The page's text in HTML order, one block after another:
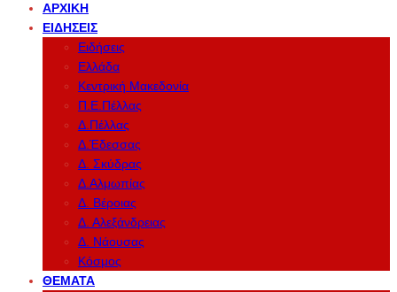
ΑΡΧΙΚΉ
ΕΙΔΉΣΕΙΣ
Ειδήσεις
Ελλάδα
Κεντρική Μακεδονία
Π.Ε.Πέλλας
Δ.Πέλλας
Δ.Έδεσσας
Δ. Σκύδρας
Δ.Αλμωπίας
Δ. Βέροιας
Δ. Αλεξάνδρειας
Δ. Νάουσας
Κόσμος
ΘΈΜΑΤΑ